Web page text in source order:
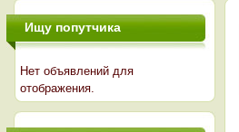
Ищу попутчика
Нет объявлений для
отображения.